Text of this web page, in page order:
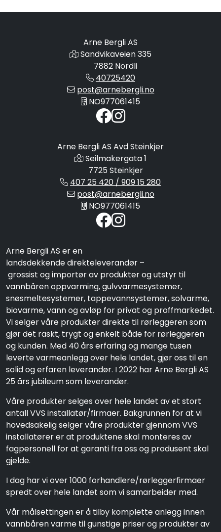
Arne Bergli AS
Sandvikaveien 335
7882 Nordli
40725420
post@arnebergli.no
NO977061415
Arne Bergli AS Avd Steinkjer
Seilmakergata 1
7725 Steinkjer
407 25 420 / 909 15 280
post@arnebergli.no
NO977061415
Arne Bergli AS er en
landsdekkende direkteleverandør –
grossist og importør av produkter og utstyr til
vannbåren oppvarming, gulvvarmesystemer,
snøsmeltesystemer, tappevannsystemer, solvarme,
biovarme, vann og avløp for privat og proffmarkedet.
Vi selger våre produkter direkte til rørleggeren som
gjør det raskt, trygt og enkelt både for rørleggeren
og kunden. Med 40 års erfaring og mange tusen
leverte varmeanlegg over hele landet, gjør oss til en
solid og erfaren leverandør. I 2022 har Arne Bergli AS
25 års jubileum som leverandør.
Våre produkter selges over hele landet av et stort
antall VVS installatør/firmaer. Bakgrunnen for at vi
hovedsakelig selger våre produkter gjennom VVS
installatører er at produktene skal monteres av
fagpersonell for at garanti fra oss og produsent skal
gjelde.
I dag har vi over 1000 forhandlere/rørleggerfirmaer
spredt over hele landet som vi samarbeider med.
Vår målsettingen er å tilby komplette anlegg innen
vannbåren varme til gunstige priser og produkter av